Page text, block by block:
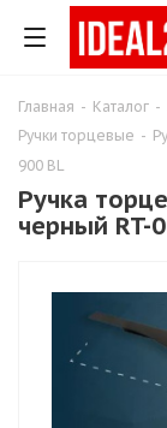
Главная - Каталог -
Ручки торцевые -
900 BL
Ручка
черный RT-